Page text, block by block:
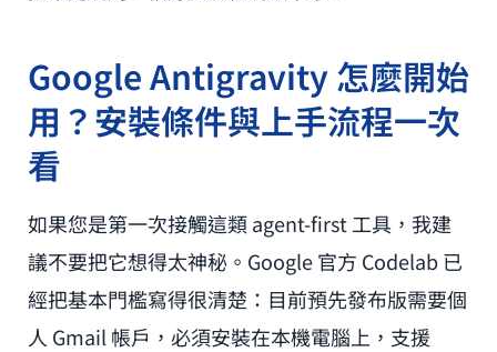
Google Antigravity 怎麼開始
用？安裝條件與上手流程一次
看
如果您是第一次接觸這類 agent-first 工具，我建
議不要把它想得太神秘。Google 官方 Codelab 已
經把基本門檻寫得很清楚：目前預先發布版需要個
人 Gmail 帳戶，必須安裝在本機電腦上，支援